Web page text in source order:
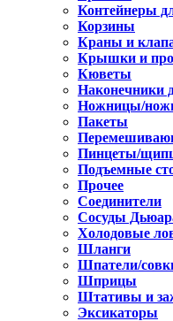
Контейнеры
Корзины
Краны и
Крышки и
Кюветы
Наконечники
Ножницы/
Пакеты
Пинцеты/
Подъемные
Прочее
Соединители
Сосуды
Холодовые
Шланги
Шпатели/
Шприцы
Штативы и
Эксикаторы